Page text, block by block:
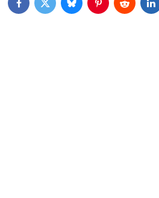
FacebookTwitterBlueskyPinterestReddit